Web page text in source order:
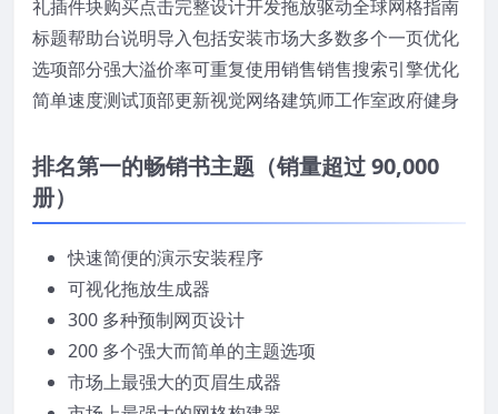
礼插件块购买点击完整设计开发拖放驱动全球网格指南
标题帮助台说明导入包括安装市场大多数多个一页优化
选项部分强大溢价率可重复使用销售销售搜索引擎优化
简单速度测试顶部更新视觉网络建筑师工作室政府健身
排名第一的畅销书主题（销量超过 90,000
册）
快速简便的演示安装程序
可视化拖放生成器
300 多种预制网页设计
200 多个强大而简单的主题选项
市场上最强大的页眉生成器